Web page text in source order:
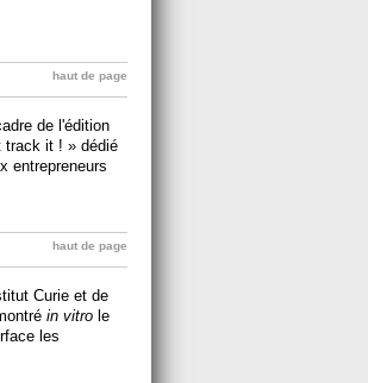
haut de page
de l'édition
track it ! » dédié
entrepreneurs
haut de page
Curie et de
in vitro le
les